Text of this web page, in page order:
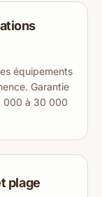
équipements
Garantie
000 à 30 000
plage